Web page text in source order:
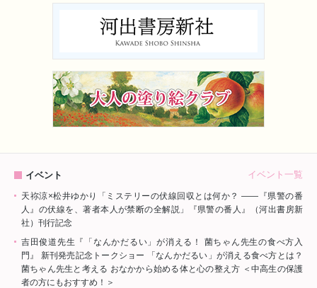
イベント イベント一覧
天祢涼×松井ゆかり「ミステリーの伏線回収とは何か？ ――『県警の番
人』の伏線を、著者本人が禁断の全解説」『県警の番人』（河出書房新
社）刊行記念
吉田俊道先生『「なんかだるい」が消える！ 菌ちゃん先生の食べ方入
門』 新刊発売記念トークショー 「なんかだるい」が消える食べ方とは？
菌ちゃん先生と考える おなかから始める体と心の整え方 ＜中高生の保護
者の方にもおすすめ！＞